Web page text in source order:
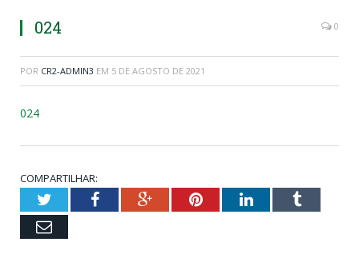
024 0
POR CR2-ADMIN3 EM 5 DE AGOSTO DE 2021
024
COMPARTILHAR:
TwitterFacebookGoogle+PinterestLinkedInTumblr
Email